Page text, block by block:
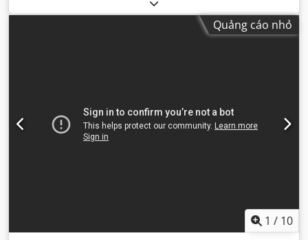
Quảng cáo nhỏ
1 / 10